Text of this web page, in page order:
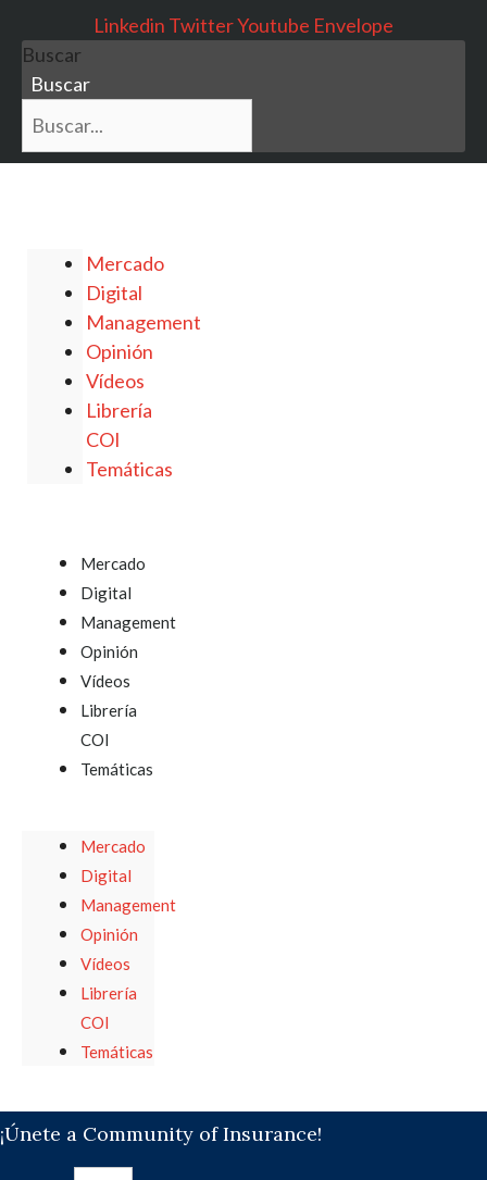
contenido
Linkedin TwitterYoutube Envelope
Buscar
Buscar
Mercado
Digital
Management
Opinión
Vídeos
Librería
COI
Temáticas
Mercado
Digital
Management
Opinión
Vídeos
Librería
COI
Temáticas
Mercado
Digital
Management
Opinión
Vídeos
Librería
COI
Temáticas
¡Únete a Community of Insurance!